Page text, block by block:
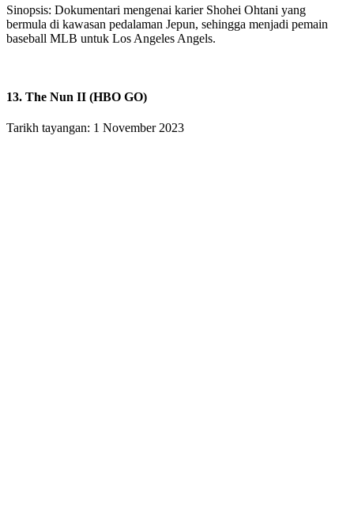
Sinopsis: Dokumentari mengenai karier Shohei Ohtani yang
bermula di kawasan pedalaman Jepun, sehingga menjadi pemain
baseball MLB untuk Los Angeles Angels.
13. The Nun II (HBO GO)
Tarikh tayangan: 1 November 2023